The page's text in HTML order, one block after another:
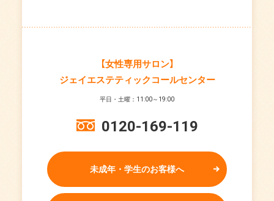
【女性専用サロン】
ジェイエステティックコールセンター
平日・土曜：11:00～19:00
0120-169-119
未成年・学生のお客様へ